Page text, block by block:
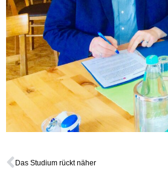
Das Studium rückt näher